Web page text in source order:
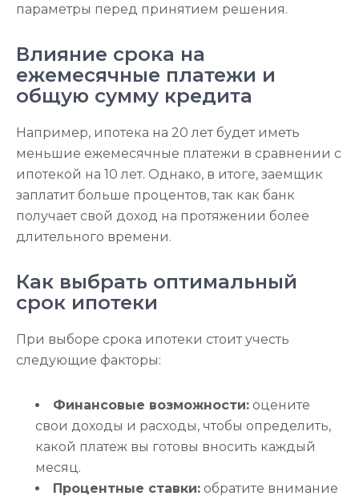
параметры перед принятием решения.
Влияние срока на
ежемесячные платежи и
общую сумму кредита
Например, ипотека на 20 лет будет иметь
меньшие ежемесячные платежи в сравнении с
ипотекой на 10 лет. Однако, в итоге, заемщик
заплатит больше процентов, так как банк
получает свой доход на протяжении более
длительного времени.
Как выбрать оптимальный
срок ипотеки
При выборе срока ипотеки стоит учесть
следующие факторы:
Финансовые возможности: оцените
свои доходы и расходы, чтобы определить,
какой платеж вы готовы вносить каждый
месяц.
Процентные ставки: обратите внимание